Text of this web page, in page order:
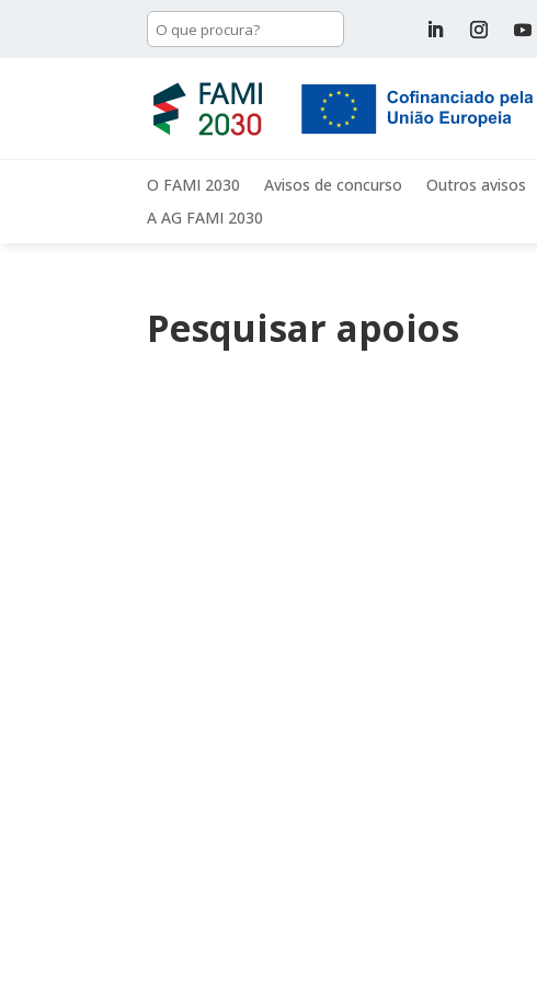
O FAMI 2030 Avisos de concurso Outros avisos
A AG FAMI 2030
Pesquisar apoios